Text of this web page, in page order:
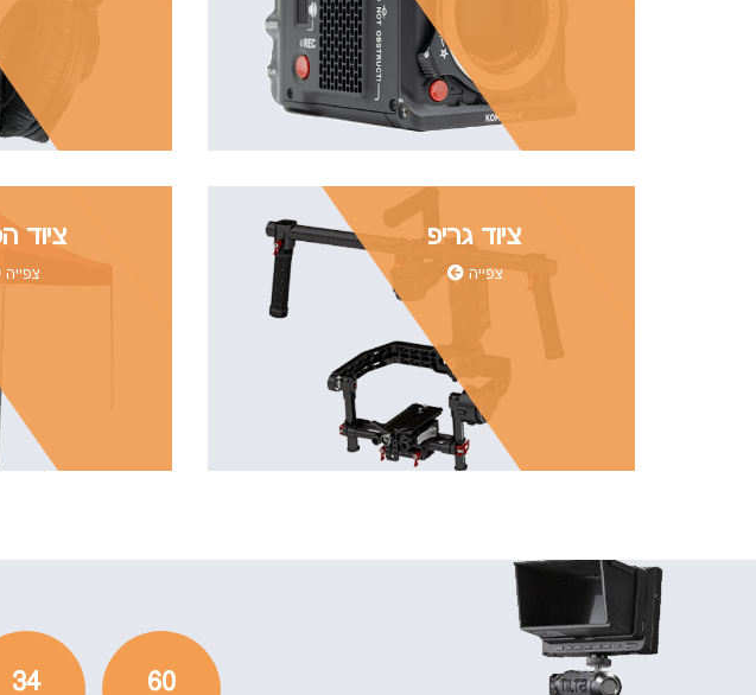
ציוד גריפ
צפייה
ציוד
צפייה
34 60